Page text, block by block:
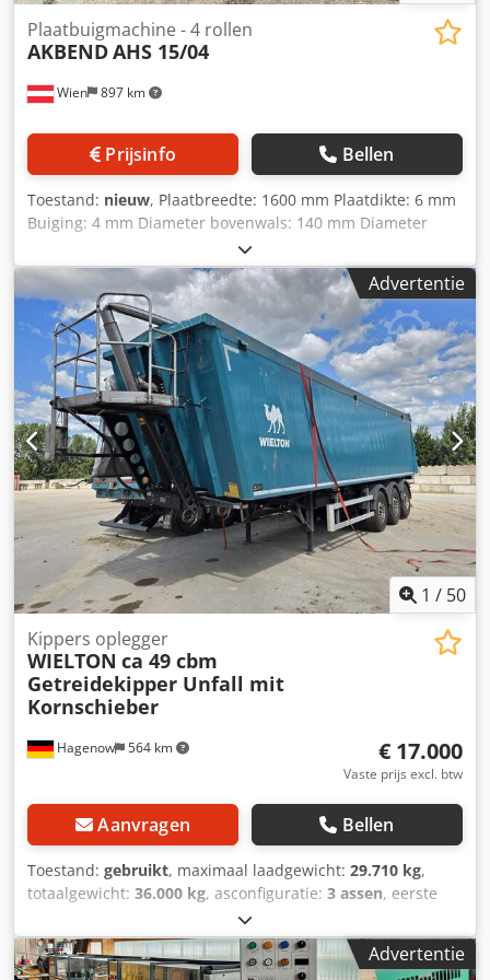
Wien 897 km
Plaatbuigmachine - 4 rollen
AKBENDAHS 15/04
Prijsinfo Bellen
Toestand: nieuw, Plaatbreedte: 1600 mm Plaatdikte: 6 mm
Buiging: 4 mm Diameter bovenwals: 140 mm Diameter
onderwals: 140 mm Diameter zijwals: 120 mm
Buigdiameter – min.: bovenwals Ø x 3 Totaal benodigd
vermogen: 3 kW Machinegewicht ca.: 2.000 kg
Machineafmetingen: 3700x1300x1280 mm
Toebehoren/Uitrusting: - Conisch buiginrichting -
Inductiegeharde rollen - Digitale uitlezing voor zijwalsen -
Machine van staalconstructie - Losstaand
bedieningspaneel Dedpoyv N E Usfx Agfeck - Twee
snelheden - Alle rollen op kogellagers - Kalibratie
Advertentie
1 / 50
Hagenow 564 km
Kippers oplegger
WIELTON ca 49 cbm
Getreidekipper Unfall mit
Kornschieber
€ 17.000
Vaste prijs excl. btw
Aanvragen Bellen
Toestand: gebruikt, maximaal laadgewicht: 29.710 kg,
totaalgewicht: 36.000 kg, asconfiguratie: 3 assen, eerste
, volgende keuring (TÜV):
laadruimte inhoud:49 m³, totale lengte:11.090 mm, totale
breedte:2.550 mm, totale hoogte:3.550 mm, Bouwjaar:
Advertentie